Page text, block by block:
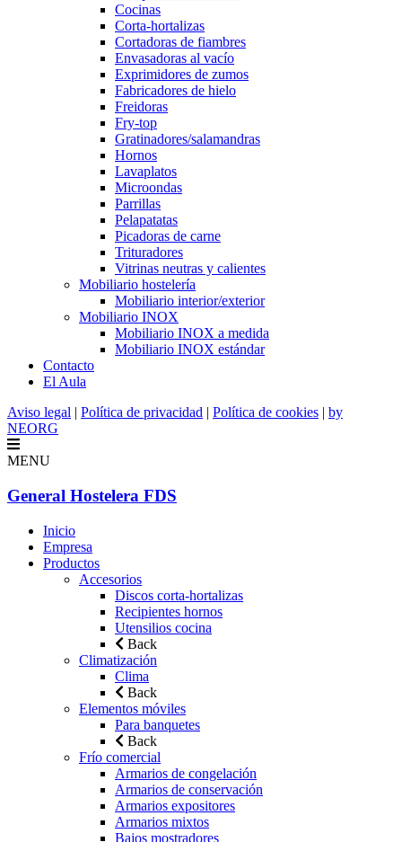
Cocinas
Corta-hortalizas
Cortadoras de fiambres
Envasadoras al vacío
Exprimidores de zumos
Fabricadores de hielo
Freidoras
Fry-top
Gratinadores/salamandras
Hornos
Lavaplatos
Microondas
Parrillas
Pelapatatas
Picadoras de carne
Trituradores
Vitrinas neutras y calientes
Mobiliario hostelería
Mobiliario interior/exterior
Mobiliario INOX
Mobiliario INOX a medida
Mobiliario INOX estándar
Contacto
El Aula
Aviso legal | Política de privacidad | Política de cookies | by
NEORG
MENU
General Hostelera FDS
Inicio
Empresa
Productos
Accesorios
Discos corta-hortalizas
Recipientes hornos
Utensilios cocina
Back
Climatización
Clima
Back
Elementos móviles
Para banquetes
Back
Frío comercial
Armarios de congelación
Armarios de conservación
Armarios expositores
Armarios mixtos
Bajos mostradores